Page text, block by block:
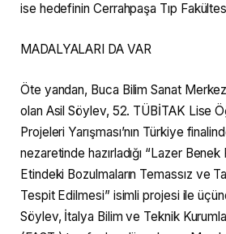
ise hedefinin Cerrahpaşa Tıp
MADALYALARI DA VAR
Öte yandan, Buca Bilim Sanat
olan Asil Söylev, 52. TÜBİTAK Lise
Projeleri Yarışması’nın Türkiye
nezaretinde hazırladığı “Lazer
Etindeki Bozulmaların Temassız ve
Tespit Edilmesi” isimli projesi ile
Söylev, İtalya Bilim ve Teknik